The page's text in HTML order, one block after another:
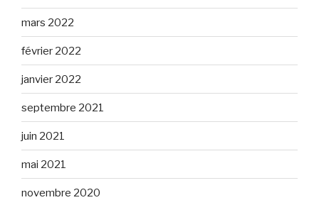
mars 2022
février 2022
janvier 2022
septembre 2021
juin 2021
mai 2021
novembre 2020